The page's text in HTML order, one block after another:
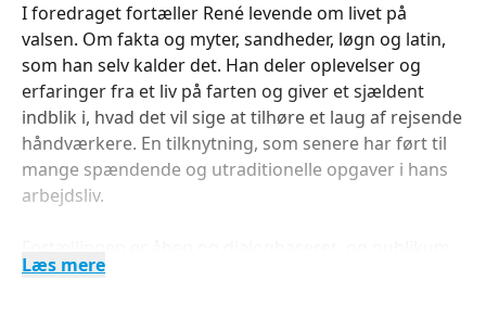
I foredraget fortæller René levende om livet på
valsen. Om fakta og myter, sandheder, løgn og latin,
som han selv kalder det. Han deler oplevelser og
erfaringer fra et liv på farten og giver et sjældent
indblik i, hvad det vil sige at tilhøre et laug af rejsende
håndværkere. En tilknytning, som senere har ført til
mange spændende og utraditionelle opgaver i hans
arbejdsliv.
er velkomne til at stille opklarende spørgsmål
Læs mere